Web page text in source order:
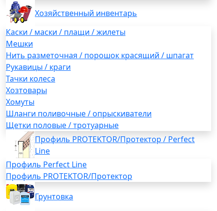
Хозяйственный инвентарь
Каски / маски / плащи / жилеты
Мешки
Нить разметочная / порошок красящий / шпагат
Рукавицы / краги
Тачки колеса
Хозтовары
Хомуты
Шланги поливочные / опрыскиватели
Щетки половые / тротуарные
Профиль PROTEKTOR/Протектор / Perfect
Line
Профиль Perfect Line
Профиль PROTEKTOR/Протектор
Грунтовка